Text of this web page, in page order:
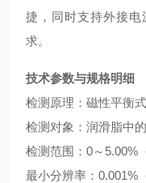
捷，同时支持外接
求。
技术参数与规格明细
检测原理：磁性平衡
检测对象：润滑脂中
检测范围：0～5.00%
最小分辨率：0.001%